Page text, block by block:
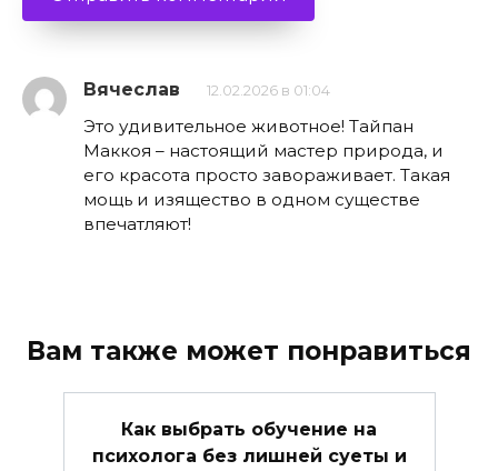
Вячеслав 12.02.2026 в 01:04
Это удивительное животное! Тайпан
Маккоя – настоящий мастер природа, и
его красота просто завораживает. Такая
мощь и изящество в одном существе
впечатляют!
Вам также может понравиться
Как выбрать обучение на
психолога без лишней суеты и